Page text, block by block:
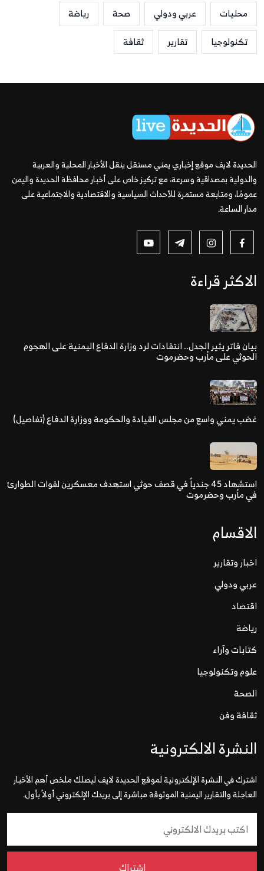
محليات
عربي ودولي صحة
رياضة
تكنولوجيا
تقارير ثقافة
الحديدة لايف موقع إخباري يمني مستقل ينقل الأخبار المحلية والعربية
والدولية بمصداقية وسرعة، مع تركيز خاص على أخبار محافظة الحديدة واليمن
عمومًا، ومتابعة مستمرة للأحداث السياسية والاقتصادية والاجتماعية على
مدار الساعة.
الاكثر قراءة
بيان فاتر يثير الجدل.. انتقادات لرد وزارة الدفاع اليمنية على الهجوم
الحوثي على مأرب وحضرموت
غضب يمني واسع من مجلس القيادة والحكومة ووزارة الدفاع (تفاصيل)
استشهاد 45 جندياً في قصف حوثي استهدف معسكرين لقوات الطوارئ
في مأرب وحضرموت
الاقسام
اخبار وتقارير
عربي ودولي
اقتصاد
رياضة
كتابات وآراء
علوم وتكنولوجيا
الصحة
ثقافة وفن
النشرة الالكترونية
اشترك في النشرة الإلكترونية لموقع الحديدة لايف ليصلك ملخص أهم الأخبار
العاجلة والتقارير اليمنية الموثوقة مباشرة إلى بريدك الإلكتروني أولاً بأول.
إشتراك